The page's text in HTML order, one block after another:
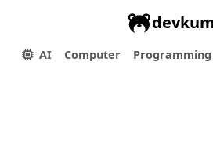
AI Computer Programming